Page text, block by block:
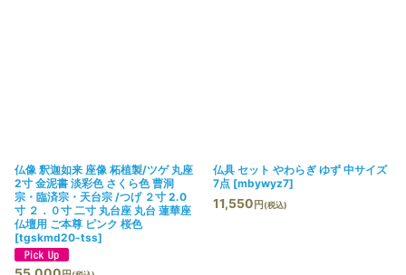
仏像 釈迦如来 座像 柘植製/ツゲ 丸座
2寸 金泥書 淡彩色 さくら色 曹洞
宗・臨済宗・天台宗 /つげ ２寸 2.0
寸 ２．０寸 二寸 丸台座 丸台 蓮華座
仏壇用 ご本尊 ピンク 桜色
[tgskmd20-tss]
仏具 セット やわらぎ ゆず 中サイズ
7点 [mbywyz7]
11,550 円 (税込)